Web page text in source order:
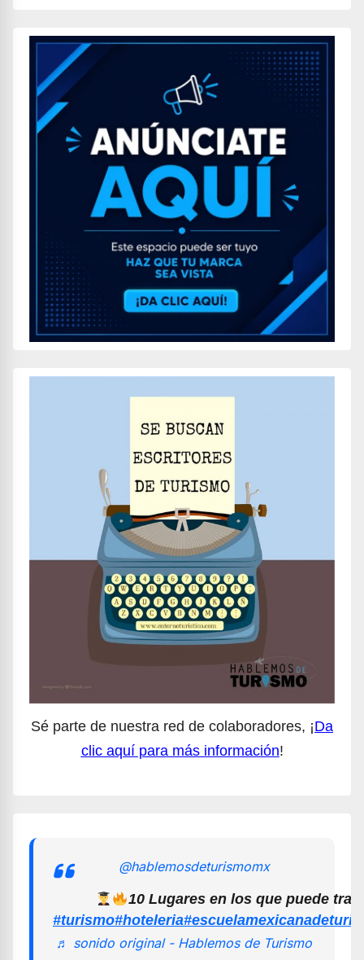
Sé parte de nuestra red de colaboradores, ¡Da
clic aquí para más información!
@hablemosdeturismomx
10 Lugares en los que puede
#turismo#hoteleria
♬ sonido original - Hablemos de Turismo